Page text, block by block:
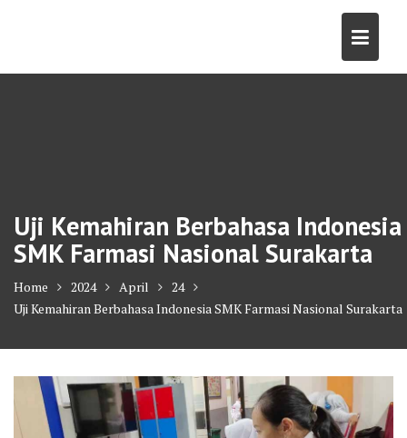
Uji Kemahiran Berbahasa Indonesia
SMK Farmasi Nasional Surakarta
Home 2024 April
24
Uji Kemahiran Berbahasa Indonesia SMK Farmasi Nasional Surakarta